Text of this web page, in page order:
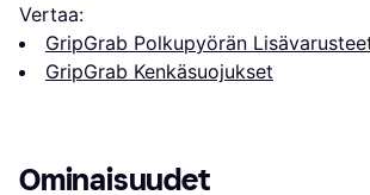
Vertaa:
GripGrab Polkupyörän
GripGrab Kenkäsuojukset
Ominaisuudet